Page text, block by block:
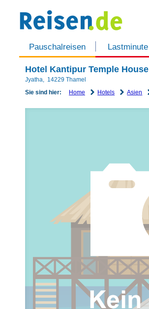
Pauschalreisen Lastminute
Hotel Kantipur Temple House
Jyatha, 14229 Thamel
Sie sind hier:
Home Hotels Asien